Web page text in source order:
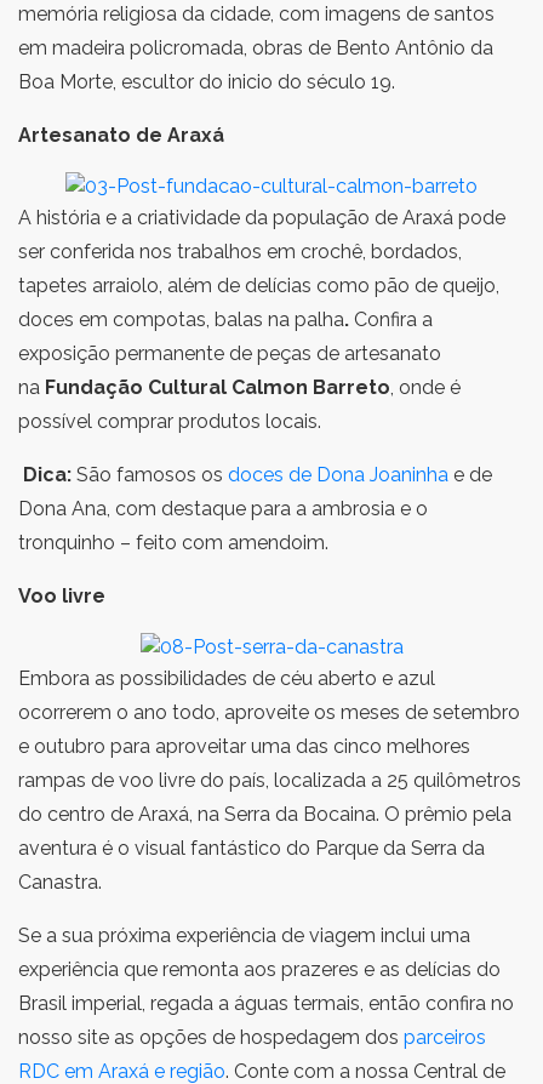
memória religiosa da cidade, com imagens de santos
em madeira policromada, obras de Bento Antônio da
Boa Morte, escultor do inicio do século 19.
Artesanato de Araxá
A história e a criatividade da população de Araxá pode
ser conferida nos trabalhos em crochê, bordados,
tapetes arraiolo, além de delícias como pão de queijo,
doces em compotas, balas na palha. Confira a
exposição permanente de peças de artesanato
na Fundação Cultural Calmon Barreto, onde é
possível comprar produtos locais.
Dica: São famosos os doces de Dona Joaninha e de
Dona Ana, com destaque para a ambrosia e o
tronquinho – feito com amendoim.
Voo livre
Embora as possibilidades de céu aberto e azul
ocorrerem o ano todo, aproveite os meses de setembro
e outubro para aproveitar uma das cinco melhores
rampas de voo livre do país, localizada a 25 quilômetros
do centro de Araxá, na Serra da Bocaina. O prêmio pela
aventura é o visual fantástico do Parque da Serra da
Canastra.
Se a sua próxima experiência de viagem inclui uma
experiência que remonta aos prazeres e as delícias do
Brasil imperial, regada a águas termais, então confira no
nosso site as opções de hospedagem dos parceiros
RDC em Araxá e região. Conte com a nossa Central de